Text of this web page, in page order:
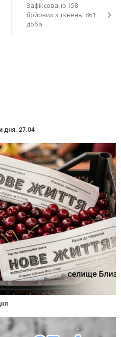
Зафіксовано 158
бойових зіткнень. 861
доба
дня. 27.04